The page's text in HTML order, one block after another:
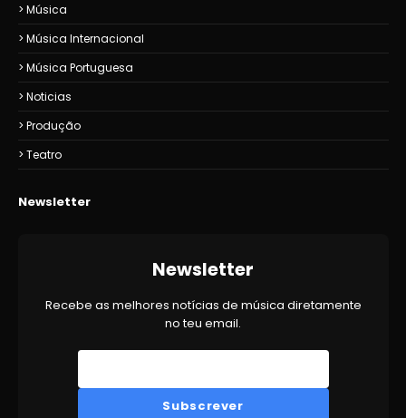
Música
Música Internacional
Música Portuguesa
Noticias
Produção
Teatro
Newsletter
Newsletter
Recebe as melhores notícias de música diretamente
no teu email.
Subscrever